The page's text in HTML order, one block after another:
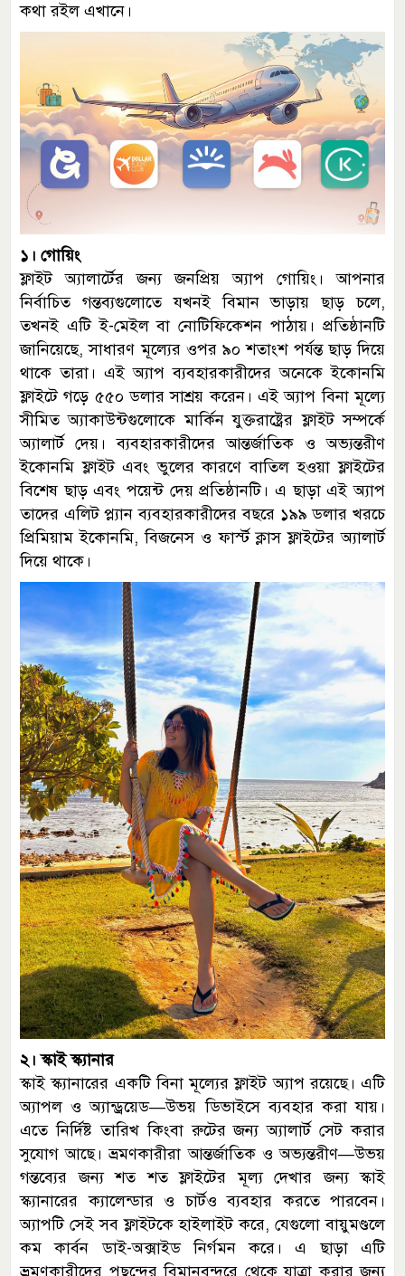
কথা রইল এখানে।
১। গোয়িং
ফ্লাইট অ্যালার্টের জন্য জনপ্রিয় অ্যাপ গোয়িং। আপনার
নির্বাচিত গন্তব্যগুলোতে যখনই বিমান ভাড়ায় ছাড় চলে,
তখনই এটি ই-মেইল বা নোটিফিকেশন পাঠায়। প্রতিষ্ঠানটি
জানিয়েছে, সাধারণ মূল্যের ওপর ৯০ শতাংশ পর্যন্ত ছাড় দিয়ে
থাকে তারা। এই অ্যাপ ব্যবহারকারীদের অনেকে ইকোনমি
ফ্লাইটে গড়ে ৫৫০ ডলার সাশ্রয় করেন। এই অ্যাপ বিনা মূল্যে
সীমিত অ্যাকাউন্টগুলোকে মার্কিন যুক্তরাষ্ট্রের ফ্লাইট সম্পর্কে
অ্যালার্ট দেয়। ব্যবহারকারীদের আন্তর্জাতিক ও অভ্যন্তরীণ
ইকোনমি ফ্লাইট এবং ভুলের কারণে বাতিল হওয়া ফ্লাইটের
বিশেষ ছাড় এবং পয়েন্ট দেয় প্রতিষ্ঠানটি। এ ছাড়া এই অ্যাপ
তাদের এলিট প্ল্যান ব্যবহারকারীদের বছরে ১৯৯ ডলার খরচে
প্রিমিয়াম ইকোনমি, বিজনেস ও ফার্স্ট ক্লাস ফ্লাইটের অ্যালার্ট
দিয়ে থাকে।
২। স্কাই স্ক্যানার
স্কাই স্ক্যানারের একটি বিনা মূল্যের ফ্লাইট অ্যাপ রয়েছে। এটি
অ্যাপল ও অ্যান্ড্রয়েড—উভয় ডিভাইসে ব্যবহার করা যায়।
এতে নির্দিষ্ট তারিখ কিংবা রুটের জন্য অ্যালার্ট সেট করার
সুযোগ আছে। ভ্রমণকারীরা আন্তর্জাতিক ও অভ্যন্তরীণ—উভয়
গন্তব্যের জন্য শত শত ফ্লাইটের মূল্য দেখার জন্য স্কাই
স্ক্যানারের ক্যালেন্ডার ও চার্টও ব্যবহার করতে পারবেন।
অ্যাপটি সেই সব ফ্লাইটকে হাইলাইট করে, যেগুলো বায়ুমণ্ডলে
কম কার্বন ডাই-অক্সাইড নির্গমন করে। এ ছাড়া এটি
ভ্রমণকারীদের পছন্দের বিমানবন্দরে থেকে যাত্রা করার জন্য